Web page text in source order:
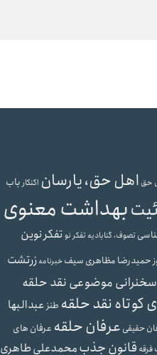
حق اهل حق، یارسان اکنکارباب
بهداشت معنوی
تصوف، گنابادیه تفکر نوتفکر نوین
حمیدرضا مظاهری سیفخبرنامهزرتشت
سخنرانی موضوعی نقد حلقه
کوتاه نقد حلقه طنزعبدالبها
حقیقی عرفان حلقه عرفان های
فرقه قانون جذبمحمدعلی طاهری